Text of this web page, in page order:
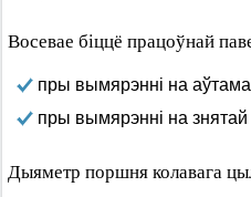
Восевае біццё працоўнай
пры вымярэнні на
пры вымярэнні на
Дыяметр поршня колавага